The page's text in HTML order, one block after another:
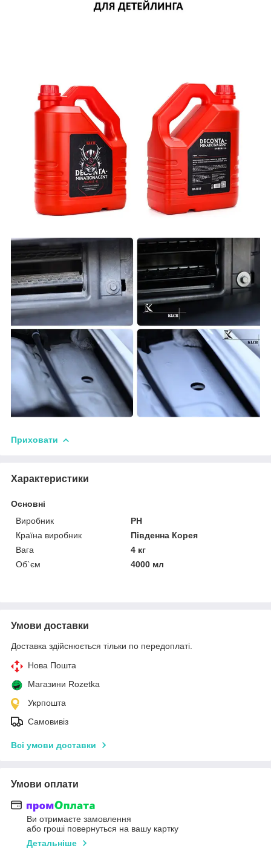
Приховати
Характеристики
Основні
Виробник
PH
Країна виробник
Південна Корея
Вага
4 кг
Об`єм
4000 мл
Умови доставки
Доставка здійснюється тільки по передоплаті.
Нова Пошта
Магазини Rozetka
Укрпошта
Самовивіз
Всі умови доставки
Умови оплати
Ви отримаєте замовлення
або гроші повернуться на вашу картку
Детальніше